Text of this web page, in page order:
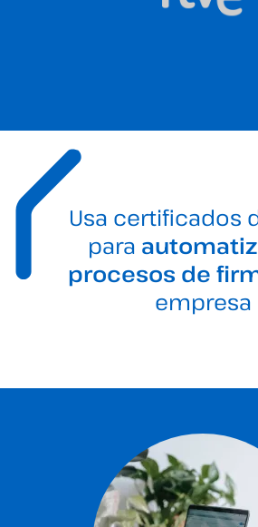
Usa certificados
para
procesos de
empresa